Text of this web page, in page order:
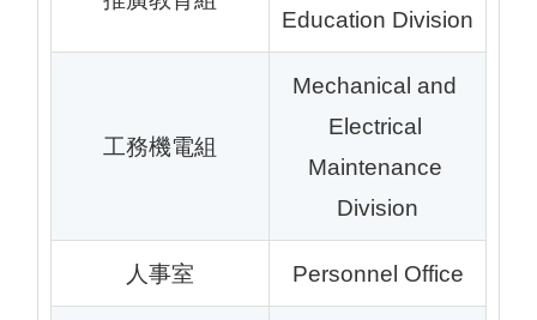
Education Division
工務機電組
Mechanical and
Electrical
Maintenance
Division
人事室 Personnel Office